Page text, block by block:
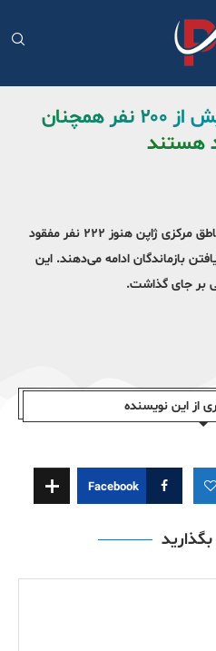
پس از زلزله ژاپن بیش از ۲۰۰ نفر همچنان
هستند
چهار روز پس از زلزله پرقدرت در مناطق مرکزی ژاپن هنوز ۲۲۲ نفر مفقود
بازماندگان ادامه می‌دهند. این
از این نویسندە
Facebook